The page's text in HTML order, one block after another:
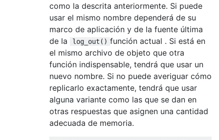
como la descrita anteriormente. Si puede
usar el mismo nombre dependerá de su
marco de aplicación y de la fuente última
de la
log_out() función actual . Si está en
el mismo archivo de objeto que otra
función indispensable, tendrá que usar un
nuevo nombre. Si no puede averiguar cómo
replicarlo exactamente, tendrá que usar
alguna variante como las que se dan en
otras respuestas que asignen una cantidad
adecuada de memoria.